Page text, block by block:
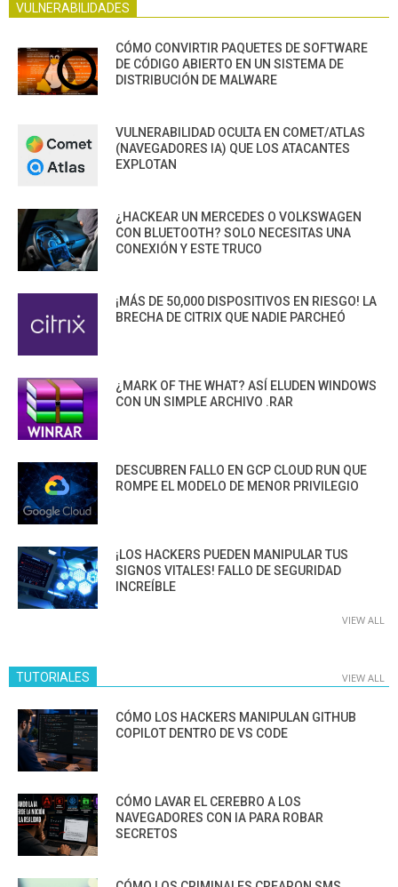
VULNERABILIDADES
CÓMO CONVIRTIR PAQUETES DE SOFTWARE
DE CÓDIGO ABIERTO EN UN SISTEMA DE
DISTRIBUCIÓN DE MALWARE
VULNERABILIDAD OCULTA EN COMET/ATLAS
(NAVEGADORES IA) QUE LOS ATACANTES
EXPLOTAN
¿HACKEAR UN MERCEDES O VOLKSWAGEN
CON BLUETOOTH? SOLO NECESITAS UNA
CONEXIÓN Y ESTE TRUCO
¡MÁS DE 50,000 DISPOSITIVOS EN RIESGO! LA
BRECHA DE CITRIX QUE NADIE PARCHEÓ
¿MARK OF THE WHAT? ASÍ ELUDEN WINDOWS
CON UN SIMPLE ARCHIVO .RAR
DESCUBREN FALLO EN GCP CLOUD RUN QUE
ROMPE EL MODELO DE MENOR PRIVILEGIO
¡LOS HACKERS PUEDEN MANIPULAR TUS
SIGNOS VITALES! FALLO DE SEGURIDAD
INCREÍBLE
VIEW ALL
TUTORIALES VIEW ALL
CÓMO LOS HACKERS MANIPULAN GITHUB
COPILOT DENTRO DE VS CODE
CÓMO LAVAR EL CEREBRO A LOS
NAVEGADORES CON IA PARA ROBAR
SECRETOS